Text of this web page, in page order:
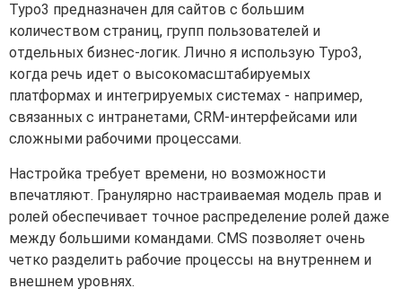
Typo3 предназначен для сайтов с большим
количеством страниц, групп пользователей и
отдельных бизнес-логик. Лично я использую Typo3,
когда речь идет о высокомасштабируемых
платформах и интегрируемых системах - например,
связанных с интранетами, CRM-интерфейсами или
сложными рабочими процессами.
Настройка требует времени, но возможности
впечатляют. Гранулярно настраиваемая модель прав и
ролей обеспечивает точное распределение ролей даже
между большими командами. CMS позволяет очень
четко разделить рабочие процессы на внутреннем и
внешнем уровнях.